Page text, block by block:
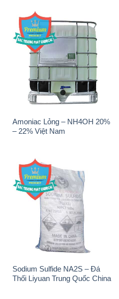
Amoniac Lỏng – NH4OH 20%
– 22% Việt Nam
Sodium Sulfide NA2S – Đá
Thối Liyuan Trung Quốc China